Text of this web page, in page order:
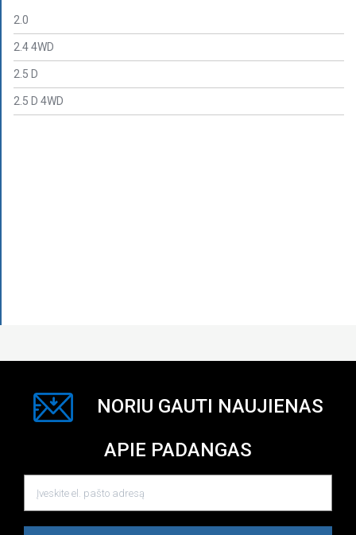
2.0
2.4 4WD
2.5 D
2.5 D 4WD
NORIU GAUTI NAUJIENAS
APIE PADANGAS